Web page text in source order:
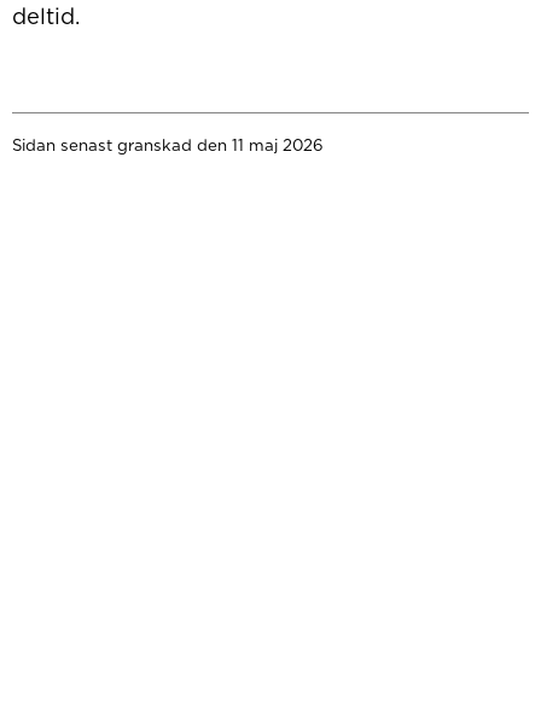
deltid.
Sidan senast granskad den 11 maj 2026